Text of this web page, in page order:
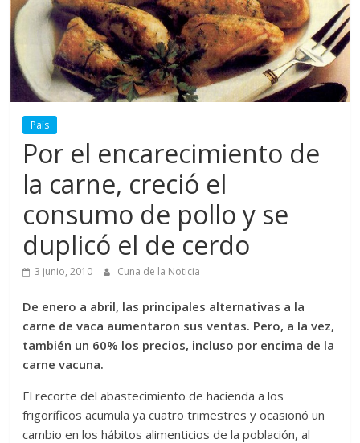
País
Por el encarecimiento de
la carne, creció el
consumo de pollo y se
duplicó el de cerdo
3 junio, 2010 Cuna de la Noticia
De enero a abril, las principales alternativas a la
carne de vaca aumentaron sus ventas. Pero, a la vez,
también un 60% los precios, incluso por encima de la
carne vacuna.
El recorte del abastecimiento de hacienda a los
frigoríficos acumula ya cuatro trimestres y ocasionó un
cambio en los hábitos alimenticios de la población, al